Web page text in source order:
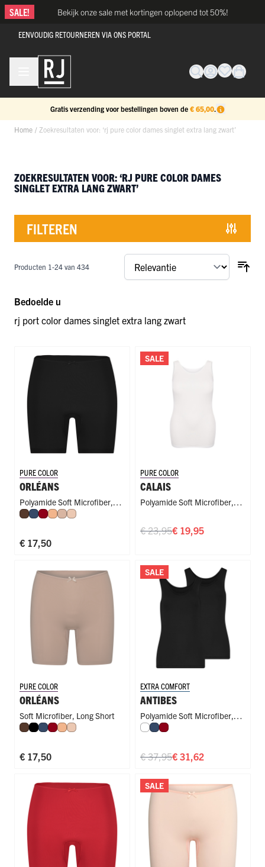
Ga naar de inhoud
SALE! Bekijk onze sale met kortingen oplopend tot 50%!
EENVOUDIG RETOURNEREN VIA ONS PORTAL
Gratis verzending voor bestellingen boven de € 65,00.
Home / Zoekresultaten voor: ‘rj pure color dames singlet extra lang zwart’
ZOEKRESULTATEN VOOR: ‘RJ PURE COLOR DAMES
SINGLET EXTRA LANG ZWART’
Producten 1-24 van 434
Bedoelde u
rj port color dames singlet extra lang zwart
PURE COLOR
ORLÉANS
Polyamide Soft Microfiber,
Long Short
Espresso
Donkerblauw
Donkerrood
Perzik
Caffè Latte
Nude
€ 17,50
SALE
PURE COLOR
CALAIS
Polyamide Soft Microfiber,
€ 19,95
€ 23,95
PURE COLOR
ORLÉANS
Soft Microfiber, Long Short
Espresso
Zwart
Donkerblauw
Donkerrood
Perzik
Nude
€ 17,50
SALE
EXTRA COMFORT
ANTIBES
Polyamide Soft Microfiber,
Singlet
WitDonkerblauw
Donkerrood
€ 31,62
€ 37,95
SALE
FILTEREN
Doorgaan naar productlijst